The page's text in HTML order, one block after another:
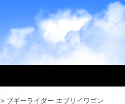
> ブギーライダー エブリイワゴン